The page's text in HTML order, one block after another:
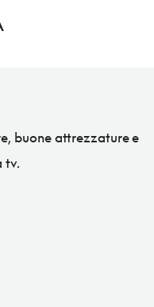
buone attrezzature e
tv.